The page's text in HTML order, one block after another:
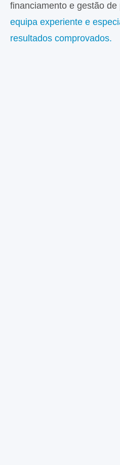
financiamento e gestão
equipa experiente e
resultados comprovados.